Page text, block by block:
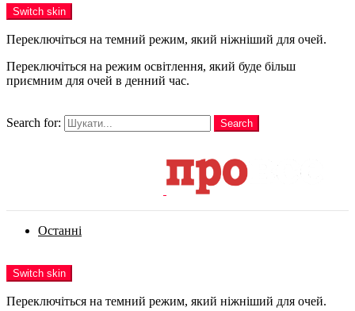
Switch skin
Переключіться на темний режим, який ніжніший для очей.
Переключіться на режим освітлення, який буде більш
приємним для очей в денний час.
Search for:
Search
Останні
Switch skin
Переключіться на темний режим, який ніжніший для очей.